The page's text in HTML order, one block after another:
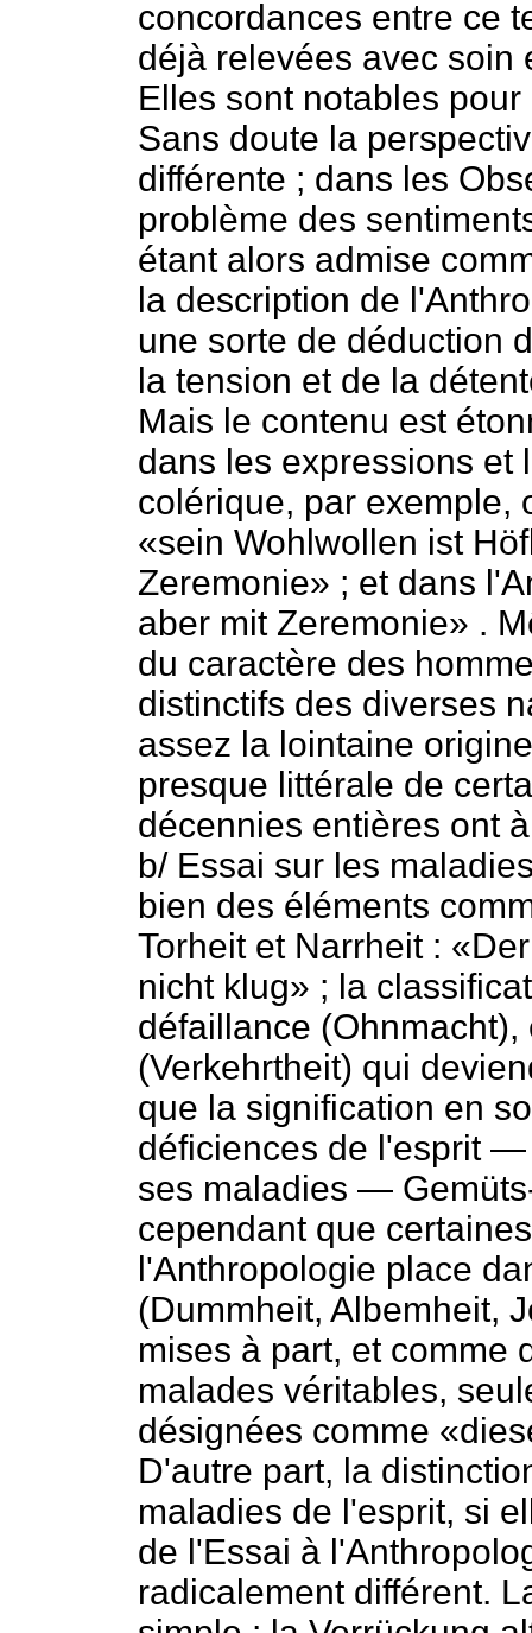
concordances entre ce
déjà relevées avec soin
Elles sont notables
Sans doute la
différente ; dans les
problème des
étant alors admise
la description de
une sorte de déduction
la tension et de la
Mais le contenu est
dans les expressions et
colérique, par exemple,
«sein Wohlwollen ist
Zeremonie» ; et dans
aber mit Zeremonie» .
du caractère des
distinctifs des diverses
assez la lointaine
presque littérale de
décennies entières ont
b/ Essai sur les
bien des éléments
Torheit et Narrheit :
nicht klug» ; la
défaillance
(Verkehrtheit) qui
que la signification en
déficiences de l'esprit
ses maladies —
cependant que
l'Anthropologie place
(Dummheit, Albemheit,
mises à part, et comme
malades véritables,
désignées comme
D'autre part, la
maladies de l'esprit, si
de l'Essai à
radicalement différent.